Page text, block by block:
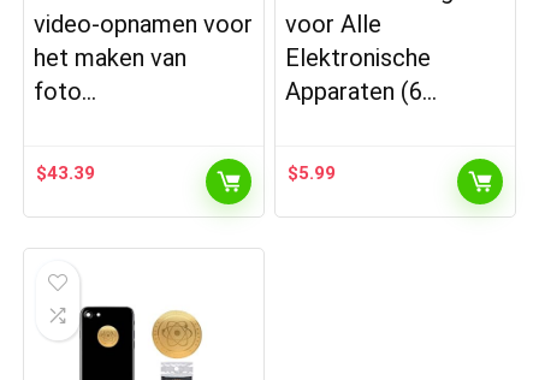
video-opnamen voor
het maken van
foto…
$43.39
voor Alle
Elektronische
Apparaten (6…
$5.99